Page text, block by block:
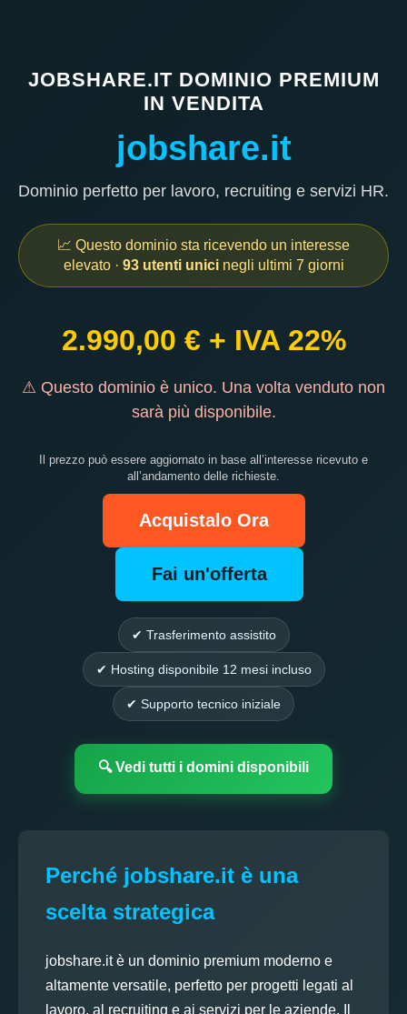
JOBSHARE.IT DOMINIO PREMIUM
IN VENDITA
jobshare.it
Dominio perfetto per lavoro, recruiting e servizi HR.
📈 Questo dominio sta ricevendo un interesse
elevato · 93 utenti unicinegli ultimi 7 giorni
2.990,00 € + IVA 22%
⚠ Questo dominio è unico. Una volta venduto non
sarà più disponibile.
Il prezzo può essere aggiornato in base all’interesse ricevuto e
all’andamento delle richieste.
Acquistalo Ora
Fai un'offerta
✔ Trasferimento assistito
✔ Hosting disponibile 12 mesi incluso
✔ Supporto tecnico iniziale
🔍 Vedi tutti i domini disponibili
Perché jobshare.it è una
scelta strategica
jobshare.it è un dominio premium moderno e
altamente versatile, perfetto per progetti legati al
lavoro, al recruiting e ai servizi per le aziende. Il